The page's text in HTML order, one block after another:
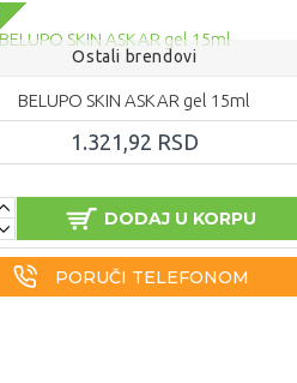
Ostali brendovi
BELUPO SKIN ASKAR gel 15ml
1.321,92 RSD
DODAJ U KORPU
PORUČI TELEFONOM